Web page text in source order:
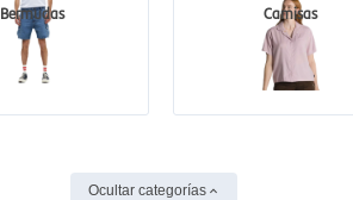
Bermudas Camisas
Ocultar categorías